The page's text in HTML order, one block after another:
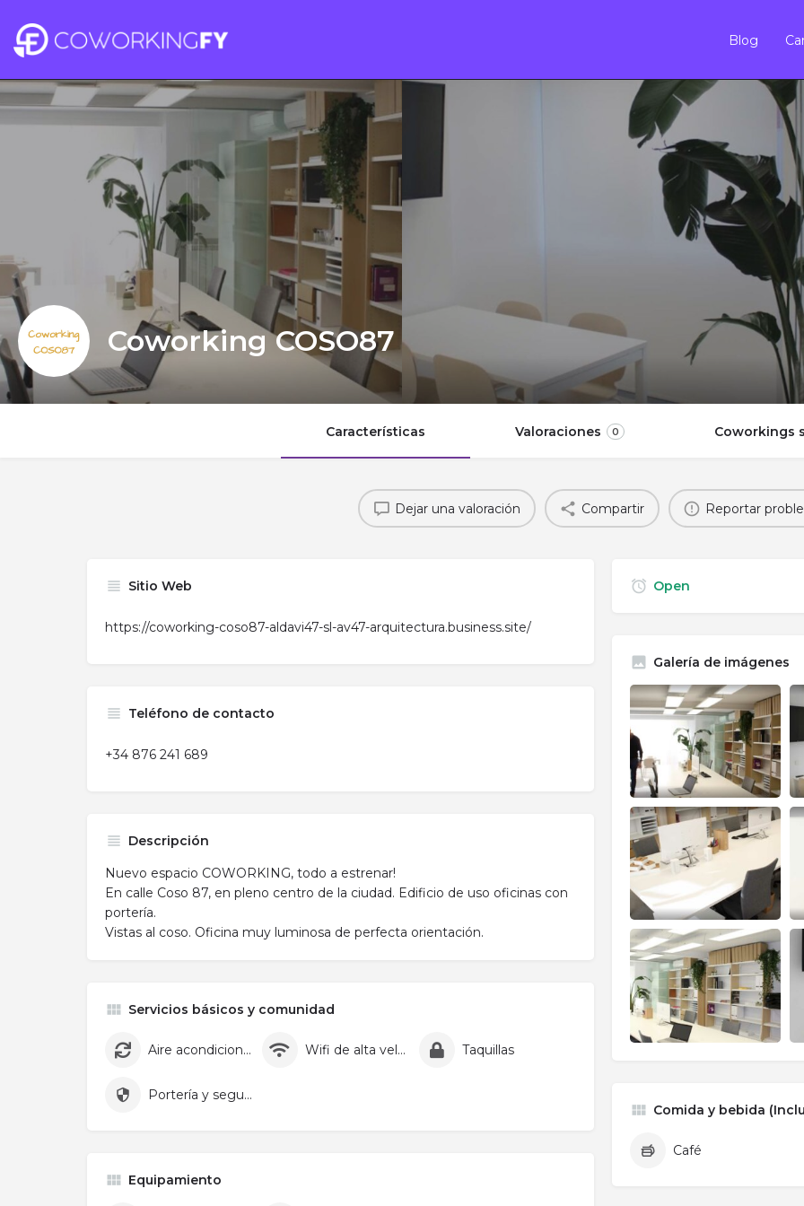
Blog
Coworking COSO87
Características Valoraciones 0 Coworkings
Dejar una valoración Compartir Reportar
Sitio Web
https://coworking-coso87-aldavi47-sl-av47-arquitectura.business.site/
Teléfono de contacto
+34 876 241 689
Descripción
Nuevo espacio COWORKING, todo a estrenar!
En calle Coso 87, en pleno centro de la ciudad. Edificio de uso oficinas con
portería.
Vistas al coso. Oficina muy luminosa de perfecta orientación.
Servicios básicos y comunidad
Aire acondicionado Wifi de alta velocidad Taquillas
Portería y seguridad
Equipamiento
Open
Galería de imágenes
Comida y bebida
Café